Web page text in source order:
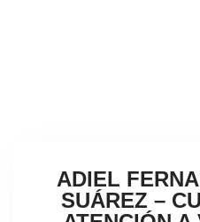
ADIEL
SUÁREZ –